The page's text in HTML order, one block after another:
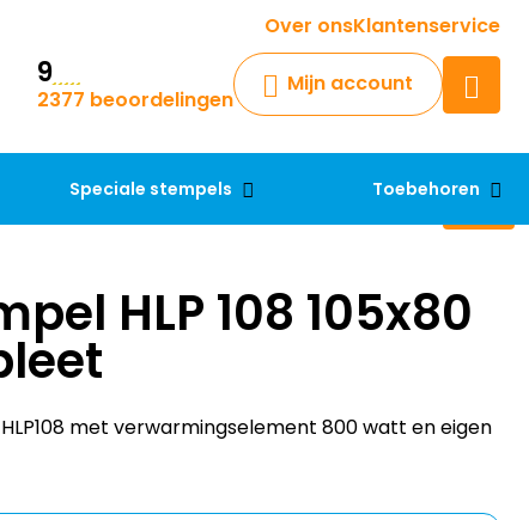
Over onsKlantenservice
9
2377 beoordelingen
Mijn account
Speciale stempels Toebehoren
Krijg een antwoord op uw vraag
Chatbot
Chat 24/7 met onze chatbot
Contact
HLP 108 105x80
met verwarmingselement 800 watt en eigen